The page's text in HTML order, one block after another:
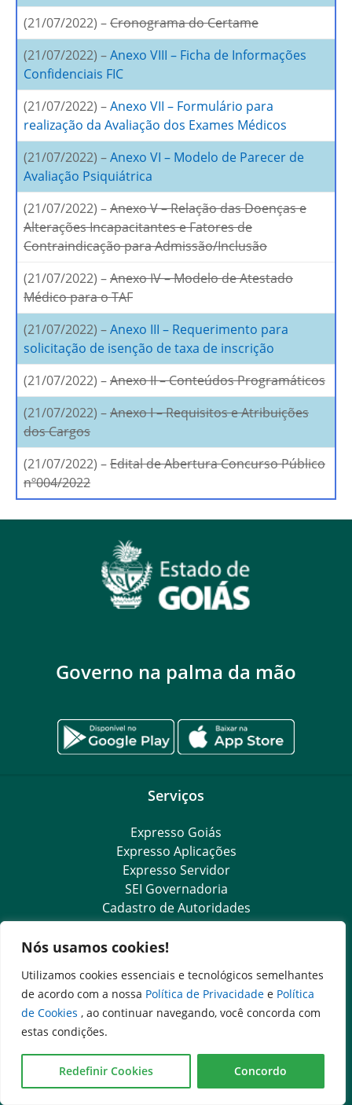
Nós usamos cookies!
Utilizamos cookies essenciais e tecnológicos semelhantes
de acordo com a nossa Política de Privacidade e Política
de Cookies , ao continuar navegando, você concorda com
estas condições.
Redefinir Cookies Concordo
(21/07/2022) –Cronograma do Certame
(21/07/2022) –Anexo VIII – Ficha de Informações
Confidenciais FIC
(21/07/2022) –Anexo VII – Formulário para
realização da Avaliação dos Exames Médicos
(21/07/2022) –Anexo VI – Modelo de Parecer de
Avaliação Psiquiátrica
(21/07/2022) –Anexo V – Relação das Doenças e
Alterações Incapacitantes e Fatores de
Contraindicação para Admissão/Inclusão
(21/07/2022) –Anexo IV – Modelo de Atestado
Médico para o TAF
(21/07/2022) –Anexo III – Requerimento para
solicitação de isenção de taxa de inscrição
(21/07/2022) –Anexo II – Conteúdos Programáticos
(21/07/2022) –Anexo I – Requisitos e Atribuições
dos Cargos
(21/07/2022) –Edital de Abertura Concurso Público
nº004/2022
Governo na palma da mão
Serviços
Expresso Goiás
Expresso Aplicações
Expresso Servidor
SEI Governadoria
Cadastro de Autoridades
Escola de Governo
Agenda de Autoridades
Outros Sites
Tribunal de Justiça do Estado de Goiás
Ministério Público do Estado de Goiás